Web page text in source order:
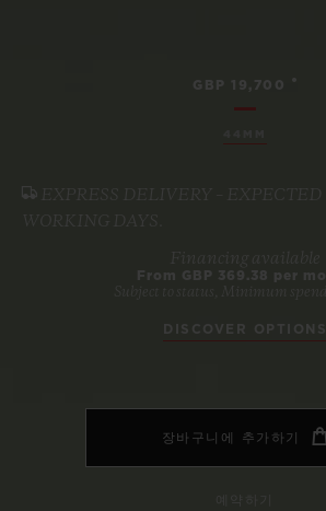
GBP 19,700 •
EXPRESS DELIVERY –
WORKING DAYS.
Financing available
From GBP 369.38 per
DISCOVER OPTIONS
장바구니에 추가하기